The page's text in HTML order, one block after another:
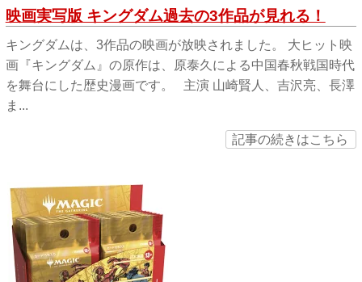
映画実写版 キングダム過去の3作品が見れる！
キングダムは、3作品の映画が放映されました。 大ヒット映
画『キングダム』の原作は、原泰久による中国春秋戦国時代
を舞台にした歴史漫画です。 主演 山崎賢人、吉沢亮、長澤
ま...
記事の続きはこちら